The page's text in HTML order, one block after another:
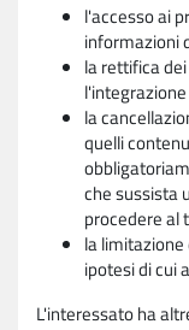
l'accesso ai
informazioni
la rettifica
la
quelli
che sussista
procedere
la
ipotesi di cui
L'interessato ha